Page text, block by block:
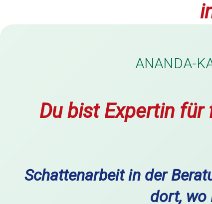
ANANDA-
Du bist Expertin
Schattenarbeit in der
dort, wo